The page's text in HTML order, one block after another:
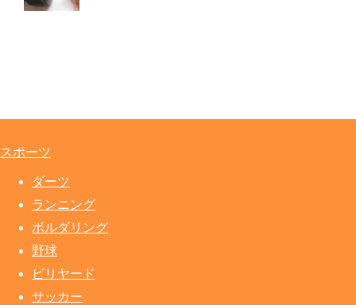
スポーツ
ダーツ
ランニング
ボルダリング
野球
ビリヤード
サッカー